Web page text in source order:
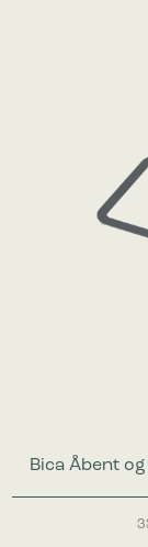
Bica Åbent